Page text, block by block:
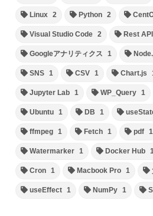
Linux 2 Python 2
Visual Studio Code 2 Rest API
Googleアナリティクス 1
SNS 1 CSV 1 Chart.js
Jupyter Lab 1 WP_Query 1
Ubuntu 1 DB 1
ffmpeg 1 Fetch 1 pdf 1
Watermarker 1 Docker Hub 1
Cron 1 Macbook Pro 1
useEffect 1 NumPy 1